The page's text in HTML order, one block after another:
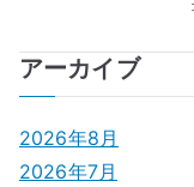
ナ
ビ
ゲ
アーカイブ
2026年8月
2026年7月